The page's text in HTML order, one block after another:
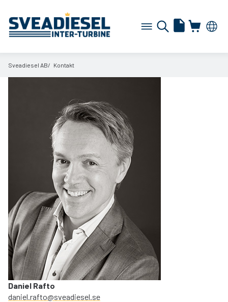
Sveadiesel AB Kontakt
Daniel Rafto
daniel.rafto@sveadiesel.se